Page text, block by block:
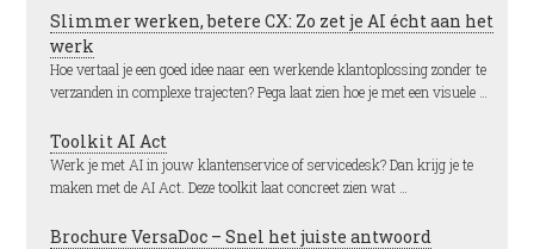
Slimmer werken, betere CX: Zo zet je AI écht aan het
werk
Hoe vertaal je een goed idee naar een werkende klantoplossing zonder te
verzanden in complexe trajecten? Pega laat zien hoe je met een visuele …
Toolkit AI Act
Werk je met AI in jouw klantenservice of servicedesk? Dan krijg je te
maken met de AI Act. Deze toolkit laat concreet zien wat …
Brochure VersaDoc – Snel het juiste antwoord